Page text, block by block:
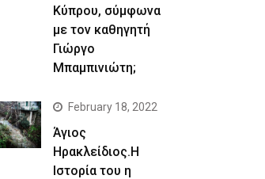
Κύπρου, σύμφωνα
με τον καθηγητή
Γιώργο
Μπαμπινιώτη;
February 18, 2022
Άγιος
Ηρακλείδιος.Η
Ιστορία του η